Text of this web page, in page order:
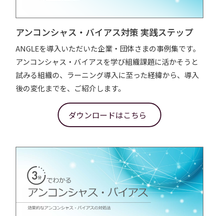
アンコンシャス・バイアス対策 実践ステップ
ANGLEを導入いただいた企業・団体さまの事例集です。
アンコンシャス・バイアスを学び組織課題に活かそうと
試みる組織の、ラーニング導入に至った経緯から、導入
後の変化までを、ご紹介します。
ダウンロードはこちら